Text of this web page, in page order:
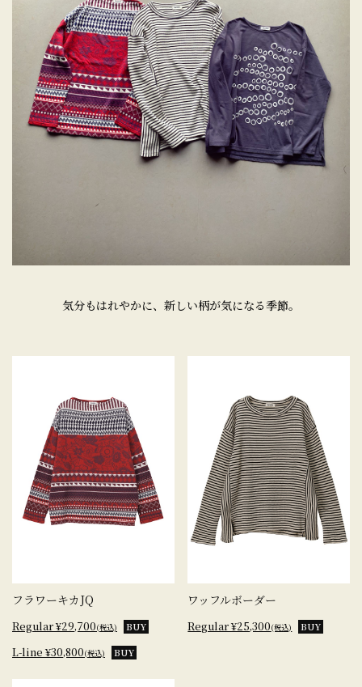
気分もはれやかに、新しい柄が気になる季節。
フラワーキカJQ
Regular ¥29,700(税込) BUY
L-line ¥30,800(税込) BUY
ワッフルボーダー
Regular ¥25,300(税込) BUY